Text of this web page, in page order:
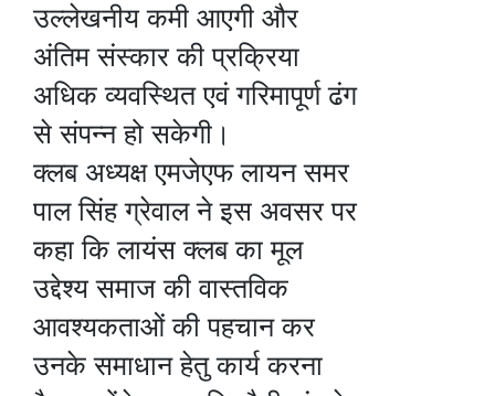
उल्लेखनीय कमी आएगी और
अंतिम संस्कार की प्रक्रिया
अधिक व्यवस्थित एवं गरिमापूर्ण ढंग
से संपन्न हो सकेगी।
क्लब अध्यक्ष एमजेएफ लायन समर
पाल सिंह ग्रेवाल ने इस अवसर पर
कहा कि लायंस क्लब का मूल
उद्देश्य समाज की वास्तविक
आवश्यकताओं की पहचान कर
उनके समाधान हेतु कार्य करना